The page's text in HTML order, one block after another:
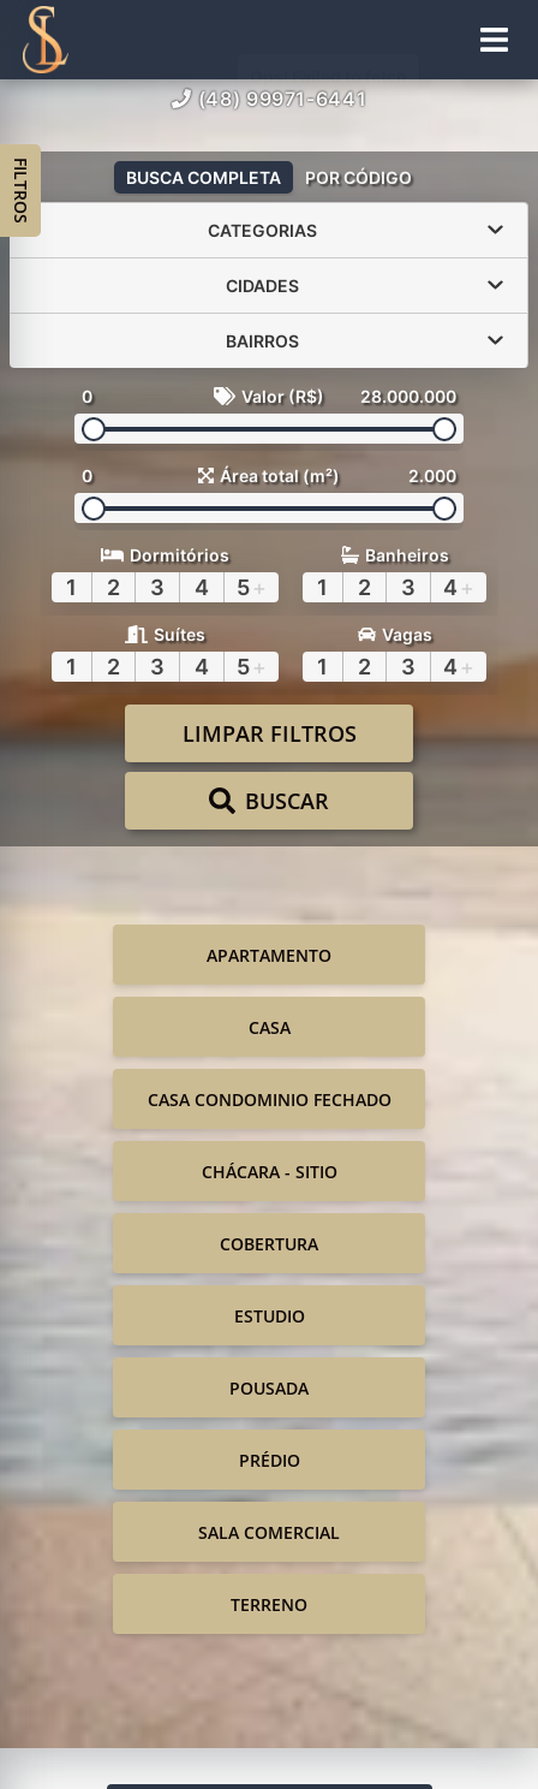
(48) 99971-6441
BUSCA COMPLETA POR CÓDIGO
CATEGORIAS
CIDADES
BAIRROS
0 Valor (R$) 28.000.000
0 Área total (m²) 2.000
Dormitórios
1 2 3 4 5+
Banheiros
1 2 3 4 +
Suítes
1 2 3 4 5+
Vagas
1 2 3 4 +
LIMPAR FILTROS
BUSCAR
APARTAMENTO
CASA
CASA CONDOMINIO FECHADO
CHÁCARA - SITIO
COBERTURA
ESTUDIO
POUSADA
PRÉDIO
SALA COMERCIAL
TERRENO
FILTROS